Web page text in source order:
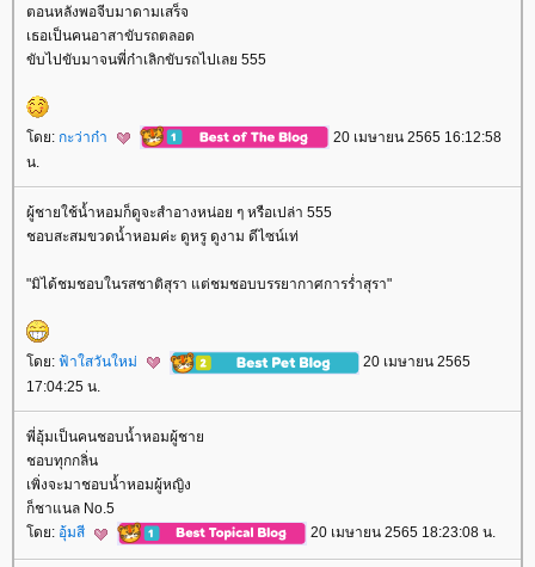
ตอนหลังพอจีบมาดามเสร็จ
เธอเป็นคนอาสาขับรถตลอด
ขับไปขับมาจนพี่ก๋าเลิกขับรถไปเลย 555
ดย: กะว่าก๋า
20 เมษายน 2565 16:12:58
น.
ผู้ชายใช้น้ำหอมก็ดูจะสำอางหน่อย ๆ หรือเปล่า 555
ชอบสะสมขวดน้ำหอมค่ะ ดูหรู ดูงาม ดีไซน์เท่
"มิได้ชมชอบในรสชาติสุรา แต่ชมชอบบรรยากาศการร่ำสุรา"
ดย: ฟ้าใสวันใหม่
20 เมษายน 2565
17:04:25 น.
พี่อุ้มเป็นคนชอบน้ำหอมผู้ชา
ชอบทุกกลิ่น
เพิ่งจะมาชอบน้ำหอมผู้หญิง
ก็ชาแนล No.5
ดย: อุ้มสี 20 เมษายน 2565 18:23:08 น.